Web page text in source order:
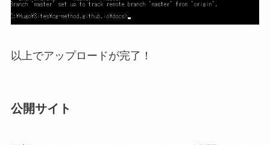
以上でアップロードが完了！
公開サイト